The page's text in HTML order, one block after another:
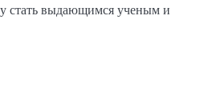
стать выдающимся ученым и